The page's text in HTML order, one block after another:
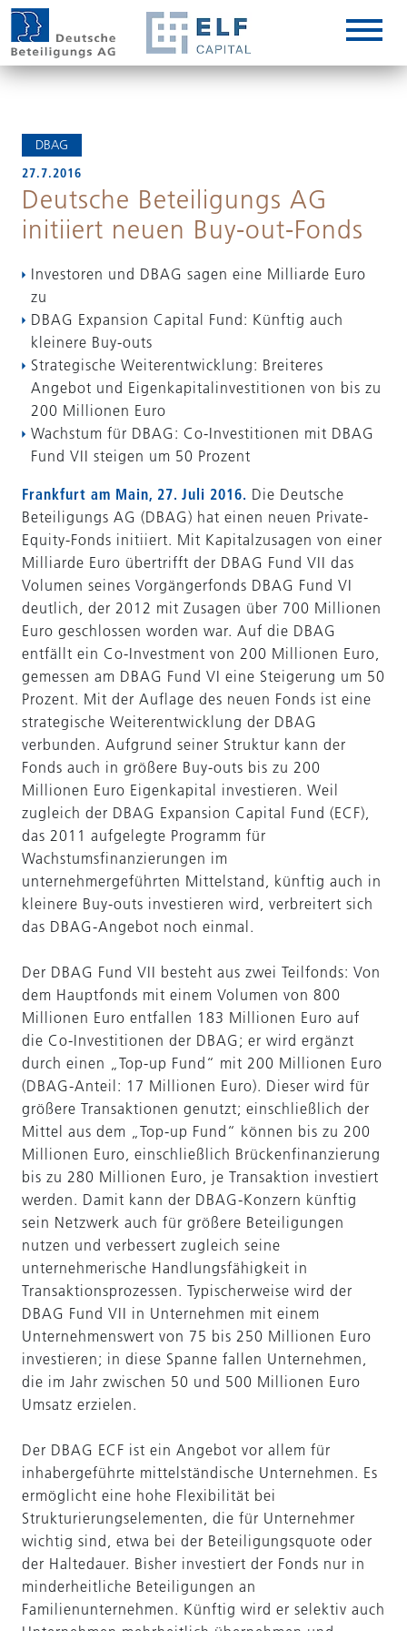
DBAG
27.7.2016
Deutsche Beteiligungs AG
initiiert neuen Buy-out-Fonds
Investoren und DBAG sagen eine Milliarde Euro
zu
DBAG Expansion Capital Fund: Künftig auch
kleinere Buy-outs
Strategische Weiterentwicklung: Breiteres
Angebot und Eigenkapitalinvestitionen von bis zu
200 Millionen Euro
Wachstum für DBAG: Co-Investitionen mit DBAG
Fund VII steigen um 50 Prozent
Frankfurt am Main, 27. Juli 2016. Die Deutsche
Beteiligungs AG (DBAG) hat einen neuen Private-
Equity-Fonds initiiert. Mit Kapitalzusagen von einer
Milliarde Euro übertrifft der DBAG Fund VII das
Volumen seines Vorgängerfonds DBAG Fund VI
deutlich, der 2012 mit Zusagen über 700 Millionen
Euro geschlossen worden war. Auf die DBAG
entfällt ein Co-Investment von 200 Millionen Euro,
gemessen am DBAG Fund VI eine Steigerung um 50
Pro­zent. Mit der Auflage des neuen Fonds ist eine
strategische Weiterentwicklung der DBAG
verbunden. Aufgrund seiner Struktur kann der
Fonds auch in größere Buy-outs bis zu 200
Millionen Euro Eigenkapital investieren. Weil
zugleich der DBAG Expansion Capital Fund (ECF),
das 2011 aufgelegte Programm für
Wachstumsfinanzierungen im
unternehmergeführten Mittelstand, künftig auch in
kleinere Buy-outs investieren wird, verbreitert sich
das DBAG-Angebot noch einmal.
Der DBAG Fund VII besteht aus zwei Teilfonds: Von
dem Hauptfonds mit einem Volumen von 800
Millionen Euro entfallen 183 Millionen Euro auf
die Co-Investitionen der DBAG; er wird ergänzt
durch einen „Top-up Fund“ mit 200 Millionen Euro
(DBAG-Anteil: 17 Millionen Euro). Dieser wird für
größere Transaktionen genutzt; einschließlich der
Mittel aus dem „Top-up Fund“ können bis zu 200
Millionen Euro, einschließlich Brückenfinanzierung
bis zu 280 Millionen Euro, je Transaktion investiert
werden. Damit kann der DBAG-Konzern künftig
sein Netzwerk auch für größere Beteiligungen
nutzen und verbessert zugleich seine
unternehmerische Handlungsfähigkeit in
Transaktionsprozessen. Typischerweise wird der
DBAG Fund VII in Unternehmen mit einem
Unternehmenswert von 75 bis 250 Millionen Euro
investieren; in diese Spanne fallen Unternehmen,
die im Jahr zwischen 50 und 500 Millionen Euro
Umsatz erzielen.
Der DBAG ECF ist ein Angebot vor allem für
inhabergeführte mittelständische Unternehmen. Es
ermöglicht eine hohe Flexibilität bei
Strukturierungselementen, die für Unternehmer
wichtig sind, etwa bei der Beteiligungsquote oder
der Haltedauer. Bisher investiert der Fonds nur in
minderheitliche Beteiligungen an
Familienunternehmen. Künftig wird er selektiv auch